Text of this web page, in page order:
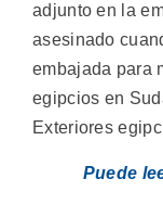
adjunto en la
asesinado
embajada para
egipcios en
Exteriores
Puede